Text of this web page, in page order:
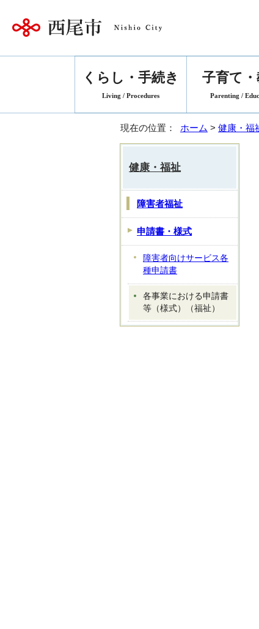
くらし・手続き
Living / Procedures
子育て
Parenting /
現在の位置： ホーム > 健康・福
健康・福祉
障害者福祉
申請書・様式
障害者向けサービス各
種申請書
各事業における申請書
等（様式）（福祉）